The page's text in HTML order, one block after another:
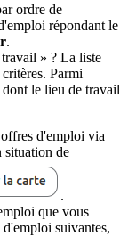
ordre de
répondant le
.
» ? La liste
Parmi
le lieu de travail
d'emploi via
situation de
.
que vous
suivantes,